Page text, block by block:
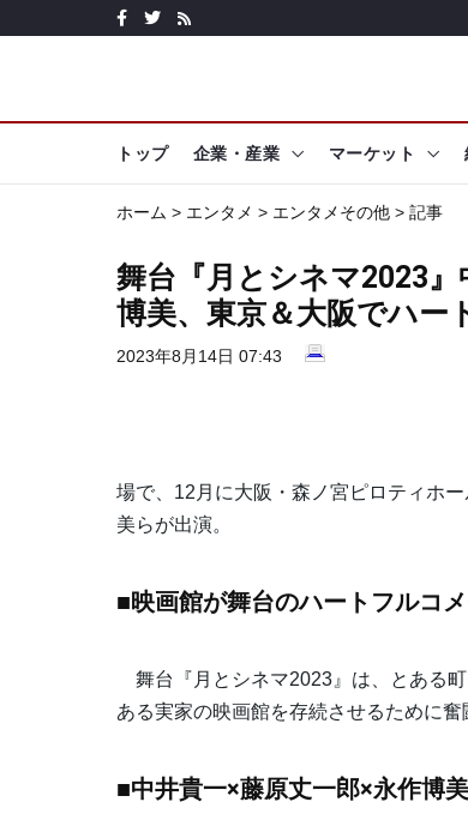
トップ 企業・産業 マーケット
ホーム > エンタメ > エンタメその他 > 記事
舞台『月とシネマ2023
博美、東京＆大阪でハー
2023年8月14日 07:43
場で、12月に大阪・森ノ宮ピロティホ
美らが出演。
■映画館が舞台のハートフルコ
舞台『月とシネマ2023』は、とある
ある実家の映画館を存続させるために
■中井貴一×藤原丈一郎×永作博美